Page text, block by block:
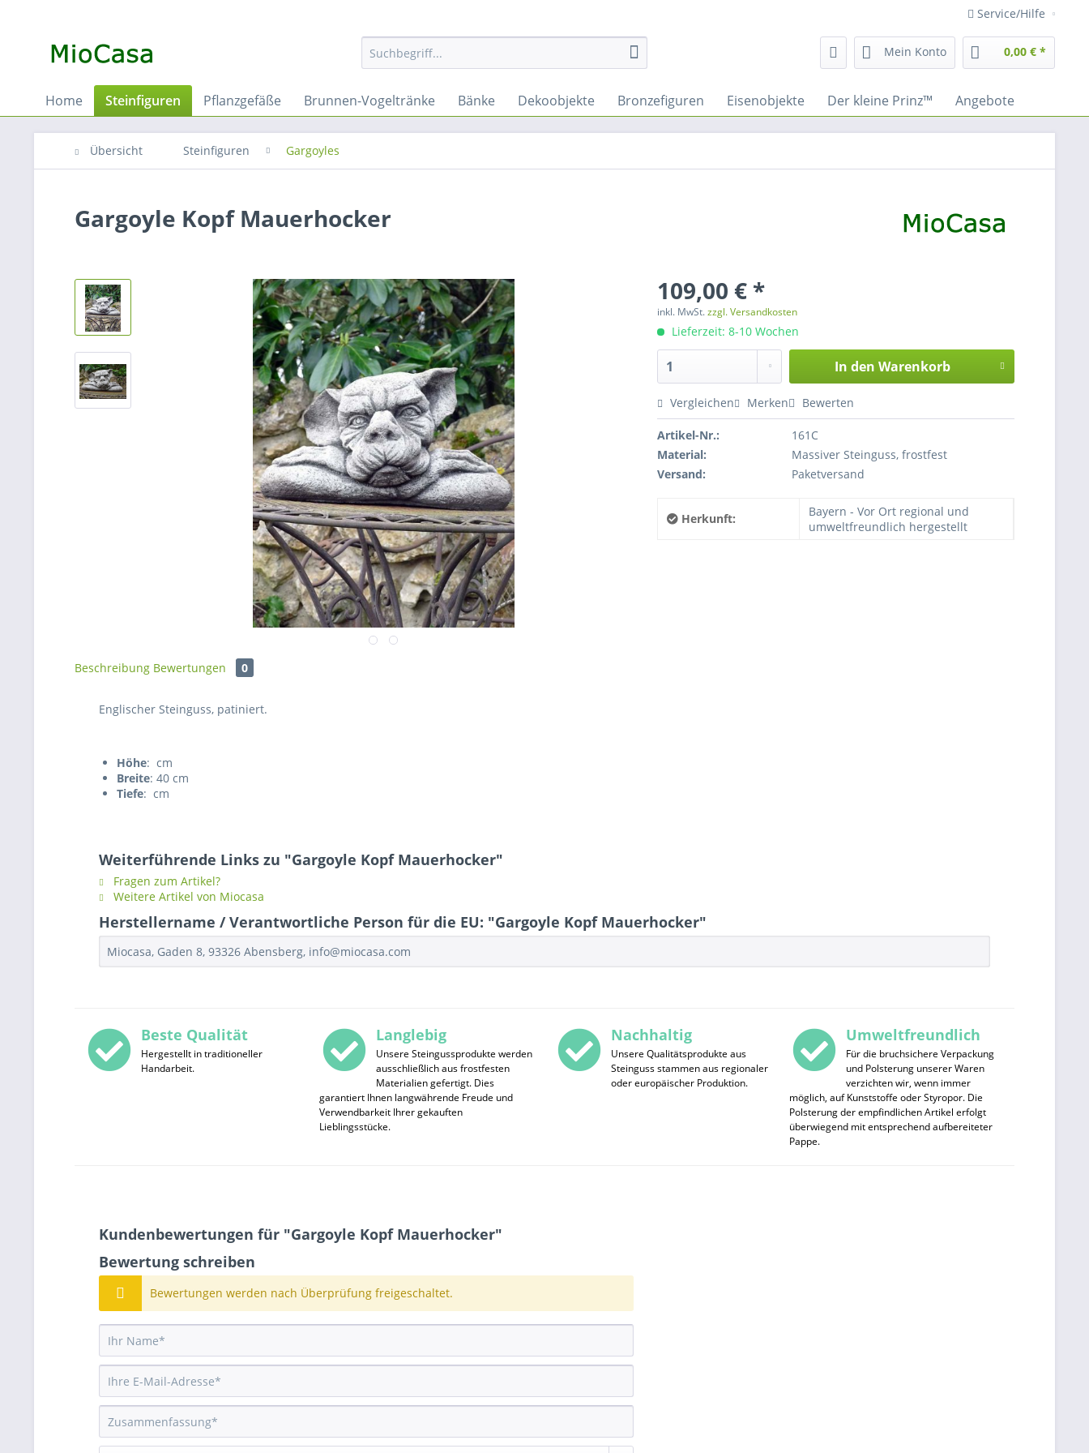
Service/Hilfe
Mein Konto 0,00 € *
Home Steinfiguren Pflanzgefäße Brunnen-Vogeltränke Bänke Dekoobjekte Bronzefiguren Eisenobjekte Der kleine Prinz™ Angebote
Übersicht Steinfiguren Gargoyles
Gargoyle Kopf Mauerhocker
109,00 € *
inkl. MwSt.zzgl. Versandkosten
Lieferzeit: 8-10 Wochen
In den Warenkorb
Vergleichen Merken Bewerten
Artikel-Nr.:
161C
Material:
Massiver Steinguss, frostfest
Versand:
Paketversand
Herkunft:
Bayern - Vor Ort regional und
umweltfreundlich hergestellt
Beschreibung Bewertungen 0
Englischer Steinguss, patiniert.
Höhe: cm
Breite: 40 cm
Tiefe: cm
Weiterführende Links zu "Gargoyle Kopf Mauerhocker"
Fragen zum Artikel?
Weitere Artikel von Miocasa
Herstellername / Verantwortliche Person für die EU: "Gargoyle Kopf Mauerhocker"
Miocasa, Gaden 8, 93326 Abensberg, info@miocasa.com
Beste Qualität
Hergestellt in traditioneller
Handarbeit.
Langlebig
Unsere Steingussprodukte werden
ausschließlich aus frostfesten
Materialien gefertigt. Dies
garantiert Ihnen langwährende Freude und
Verwendbarkeit Ihrer gekauften
Lieblingsstücke.
Nachhaltig
Unsere Qualitätsprodukte aus
Steinguss stammen aus regionaler
oder europäischer Produktion.
Umweltfreundlich
Für die bruchsichere Verpackung
und Polsterung unserer Waren
verzichten wir, wenn immer
möglich, auf Kunststoffe oder Styropor. Die
Polsterung der empfindlichen Artikel erfolgt
überwiegend mit entsprechend aufbereiteter
Pappe.
Kundenbewertungen für "Gargoyle Kopf Mauerhocker"
Bewertung schreiben
Bewertungen werden nach Überprüfung freigeschaltet.